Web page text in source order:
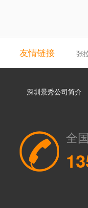
友情链接 张
深圳景秀公司简介
全